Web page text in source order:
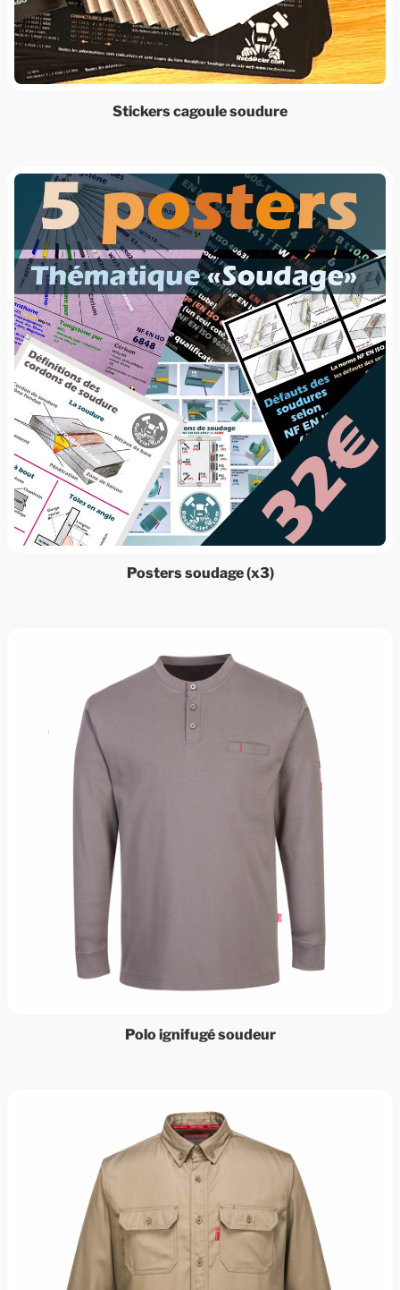
Stickers cagoule soudure
Posters soudage (x3)
Polo ignifugé soudeur